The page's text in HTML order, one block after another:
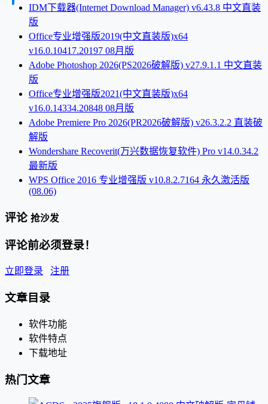
IDM下载器(Internet Download Manager) v6.43.8 中文直装
版
Office专业增强版2019(中文直装版)x64
v16.0.10417.20197 08月版
Adobe Photoshop 2026(PS2026破解版) v27.9.1.1 中文直装
版
Office专业增强版2021(中文直装版)x64
v16.0.14334.20848 08月版
Adobe Premiere Pro 2026(PR2026破解版) v26.3.2.2 直装破
解版
Wondershare Recoverit(万兴数据恢复软件) Pro v14.0.34.2
最新版
WPS Office 2016 专业增强版 v10.8.2.7164 永久激活版
(08.06)
评论 抢沙发
评论前必须登录！
立即登录 注册
文章目录
软件功能
软件特点
下载地址
热门文章